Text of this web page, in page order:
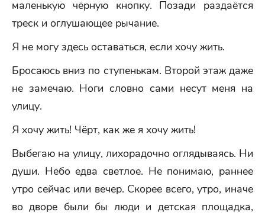
маленькую чёрную кнопку. Позади раздаётся
треск и оглушающее рычание.
Я не могу здесь оставаться, если хочу жить.
Бросаюсь вниз по ступенькам. Второй этаж даже
не замечаю. Ноги словно сами несут меня на
улицу.
Я хочу жить! Чёрт, как же я хочу жить!
Выбегаю на улицу, лихорадочно оглядываясь. Ни
души. Небо едва светлое. Не понимаю, раннее
утро сейчас или вечер. Скорее всего, утро, иначе
во дворе были бы люди и детская площадка,